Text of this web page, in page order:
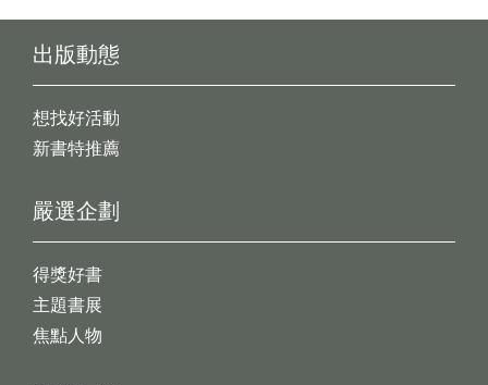
出版動態
想找好活動
新書特推薦
嚴選企劃
得獎好書
主題書展
焦點人物